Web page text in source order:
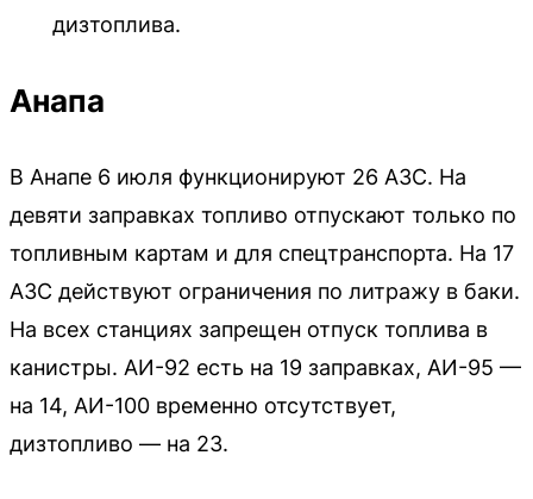
дизтоплива.
Анапа
В Анапе 6 июля функционируют 26 АЗС. На
девяти заправках топливо отпускают только по
топливным картам и для спецтранспорта. На 17
АЗС действуют ограничения по литражу в баки.
На всех станциях запрещен отпуск топлива в
канистры. АИ-92 есть на 19 заправках, АИ-95 —
на 14, АИ-100 временно отсутствует,
дизтопливо — на 23.